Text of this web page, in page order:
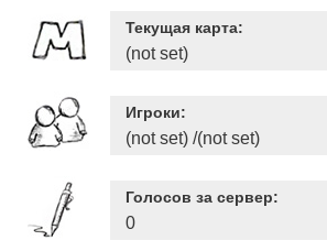
Текущая карта:
(not set)
Игроки:
(not set) /(not set)
Голосов за сервер:
0